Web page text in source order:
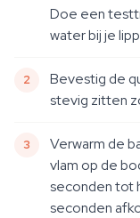
Doe een
water bij je
Bevestig de
stevig zitten
Verwarm de
vlam op de
seconden tot
seconden